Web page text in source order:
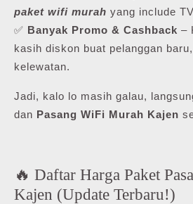
paket wifi murah yang include
✅ Banyak Promo & Cashback –
kasih diskon buat pelanggan
kelewatan.
Jadi, kalo lo masih galau,
dan Pasang WiFi Murah Kajen
🔥 Daftar Harga Paket
Kajen (Update Terbaru!)